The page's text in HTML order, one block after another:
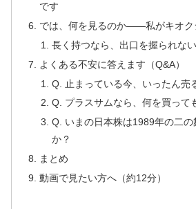
です
では、何を見るのか——私がキオク
長く持つなら、出口を握られな
よくある不安に答えます（Q&A）
Q. 止まっている今、いったん売
Q. プラスサムなら、何を買って
Q. いまの日本株は1989年の二の
か？
まとめ
動画で見たい方へ（約12分）